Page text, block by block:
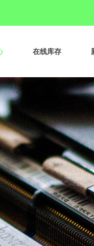
在线库存